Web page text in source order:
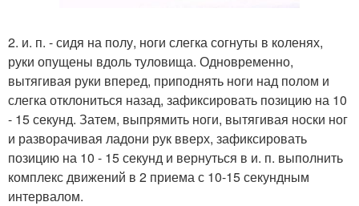
2. и. п. - сидя на полу, ноги слегка согнуты в коленях,
руки опущены вдоль туловища. Одновременно,
вытягивая руки вперед, приподнять ноги над полом и
слегка отклониться назад, зафиксировать позицию на 10
- 15 секунд. Затем, выпрямить ноги, вытягивая носки ног
и разворачивая ладони рук вверх, зафиксировать
позицию на 10 - 15 секунд и вернуться в и. п. выполнить
комплекс движений в 2 приема с 10-15 секундным
интервалом.